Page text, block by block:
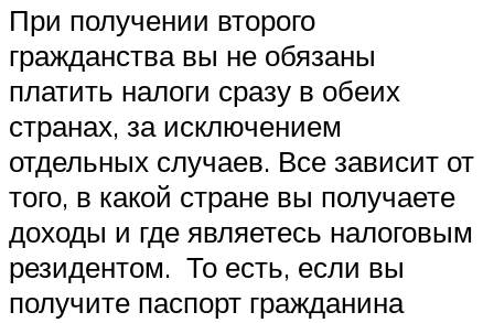
При получении второго
гражданства вы не обязаны
платить налоги сразу в обеих
странах, за исключением
отдельных случаев. Все зависит от
того, в какой стране вы получаете
доходы и где являетесь налоговым
резидентом. То есть, если вы
получите паспорт гражданина